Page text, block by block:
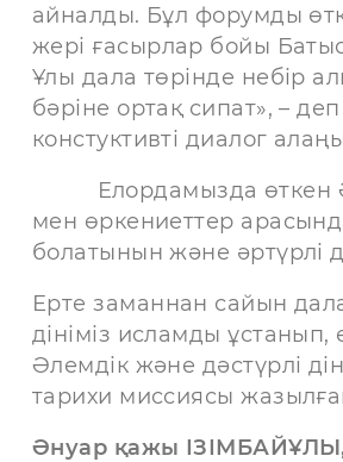
айналды. Бұл форумды
жері ғасырлар бойы
Ұлы дала төрінде небір
бәріне ортақ сипат», –
констуктивті диалог
Елордамызда өткен
мен өркениеттер
болатынын және әртүрлі
Ерте заманнан сайын
дініміз исламды
Әлемдік және дәстүрлі
тарихи миссиясы
Әнуар қажы